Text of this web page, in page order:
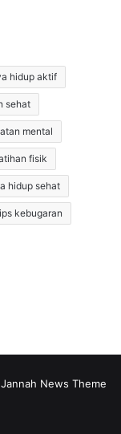
hidup aktif
sehat
mental
fisik
hidup sehat
kebugaran
Jannah News Theme